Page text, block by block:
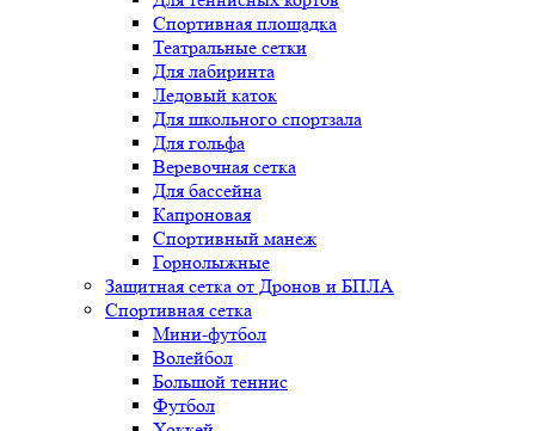
Спортивная площадка
Театральные сетки
Для лабиринта
Ледовый каток
Для школьного спортзала
Для гольфа
Веревочная сетка
Для бассейна
Капроновая
Спортивный манеж
Горнолыжные
Защитная сетка от Дронов и БПЛА
Спортивная сетка
Мини-футбол
Волейбол
Большой теннис
Футбол